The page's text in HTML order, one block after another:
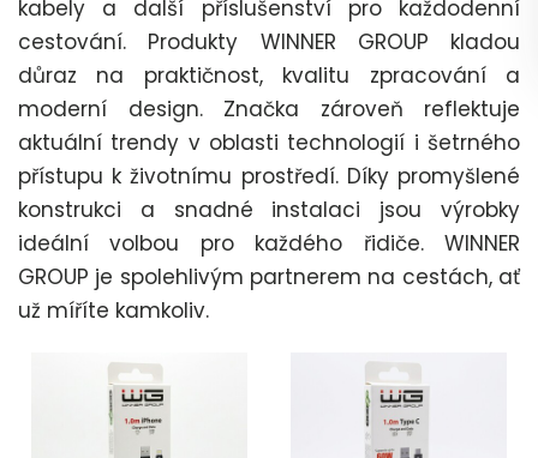
kabely a další příslušenství pro každodenní
cestování. Produkty WINNER GROUP kladou
důraz na praktičnost, kvalitu zpracování a
moderní design. Značka zároveň reflektuje
aktuální trendy v oblasti technologií i šetrného
přístupu k životnímu prostředí. Díky promyšlené
konstrukci a snadné instalaci jsou výrobky
ideální volbou pro každého řidiče. WINNER
GROUP je spolehlivým partnerem na cestách, ať
už míříte kamkoliv.